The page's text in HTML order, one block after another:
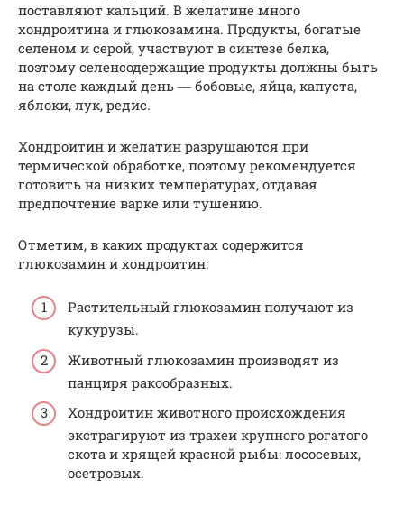
поставляют кальций. В желатине много
хондроитина и глюкозамина. Продукты, богатые
селеном и серой, участвуют в синтезе белка,
поэтому селенсодержащие продукты должны быть
на столе каждый день ― бобовые, яйца, капуста,
яблоки, лук, редис.
Хондроитин и желатин разрушаются при
термической обработке, поэтому рекомендуется
готовить на низких температурах, отдавая
предпочтение варке или тушению.
Отметим, в каких продуктах содержится
глюкозамин и хондроитин:
Растительный глюкозамин получают из
кукурузы.
Животный глюкозамин производят из
панциря ракообразных.
Хондроитин животного происхождения
экстрагируют из трахеи крупного рогатого
скота и хрящей красной рыбы: лососевых,
осетровых.